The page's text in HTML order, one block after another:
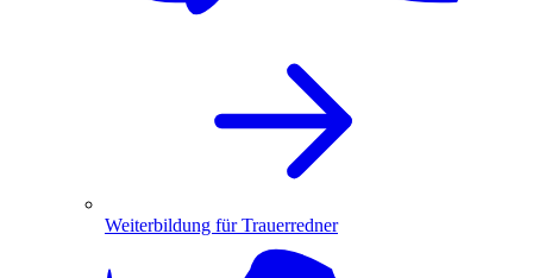
Weiterbildung für Trauerredner